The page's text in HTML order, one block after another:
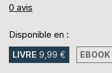
0%
0 avis
Disponible en :
LIVRE 9,99 € EBOOK